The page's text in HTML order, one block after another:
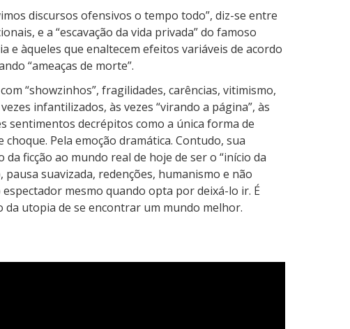
discursos ofensivos o tempo todo”, diz-se entre
e a “escavação da vida privada” do famoso
e àqueles que enaltecem efeitos variáveis de acordo
“ameaças de morte”.
“showzinhos”, fragilidades, carências, vitimismo,
infantilizados, às vezes “virando a página”, às
sentimentos decrépitos como a única forma de
Pela emoção dramática. Contudo, sua
ficção ao mundo real de hoje de ser o “início da
pausa suavizada, redenções, humanismo e não
mesmo quando opta por deixá-lo ir. É
da utopia de se encontrar um mundo melhor.